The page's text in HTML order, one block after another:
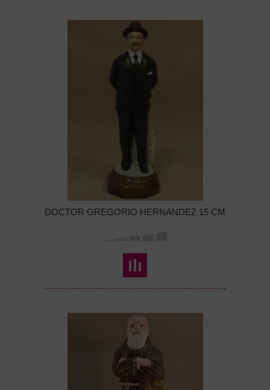
DOCTOR GREGORIO HERNANDEZ 15 CM